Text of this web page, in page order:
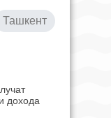
Ташкент
дохода